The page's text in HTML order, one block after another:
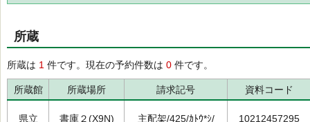
所蔵
所蔵は 1 件です。現在の予約件数は 0 件です。
所蔵館 所蔵場所 請求記号 資料コード
県立 書庫２(X9N) 主配架/425/ｶﾄｳ*ｼ/ 10212457295